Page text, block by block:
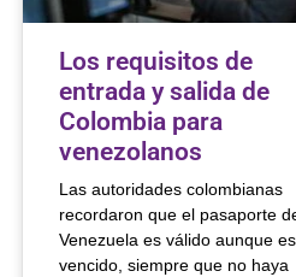
Los requisitos de
entrada y salida de
Colombia para
venezolanos
Las autoridades colombianas
recordaron que el pasaporte
Venezuela es válido aunque
vencido, siempre que no haya